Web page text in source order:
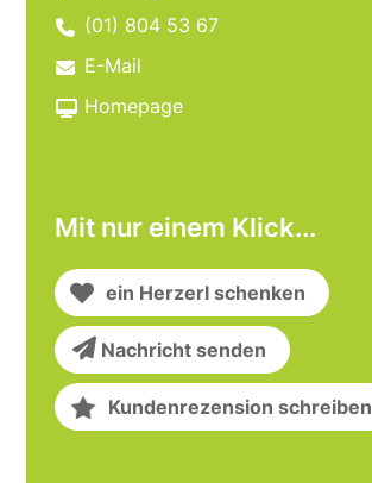
(01) 804 53 67
E-Mail
Homepage
Mit nur einem Klick...
ein Herzerl schenken
Nachricht senden
Kundenrezension schreiben